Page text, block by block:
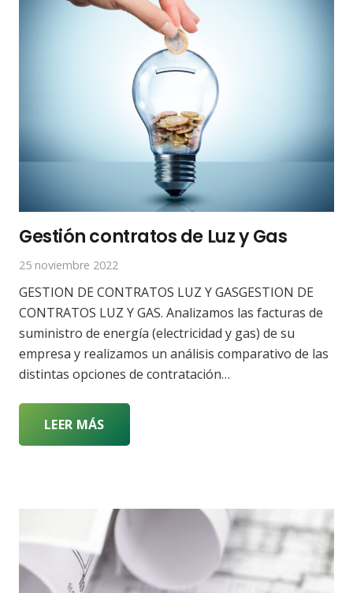
Gestión contratos de Luz y Gas
25 noviembre 2022
GESTION DE CONTRATOS LUZ Y GASGESTION DE
CONTRATOS LUZ Y GAS. Analizamos las facturas de
suministro de energía (electricidad y gas) de su
empresa y realizamos un análisis comparativo de las
distintas opciones de contratación…
LEER MÁS